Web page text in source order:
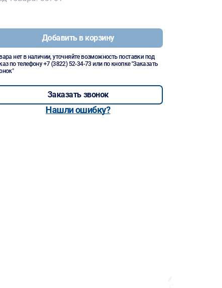
Добавить в корзину
нет в наличии, уточняйте возможность поставки под
по телефону+7 (3822) 52-34-73 или по кнопке "Заказать
Заказать звонок
Нашли ошибку?